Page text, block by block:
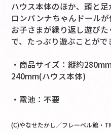
ハウス本体のほか、頭と
ロンパンナちゃんドールが
お子さまが繰り返し遊び
で、たっぷり遊ぶことがで
・商品サイズ：縦約
240mm(ハウス本体)
・電池：不要
(C)やなせたかし／フレーベル館・